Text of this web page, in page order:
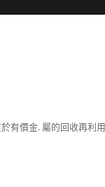
有價金. 屬的回收再利